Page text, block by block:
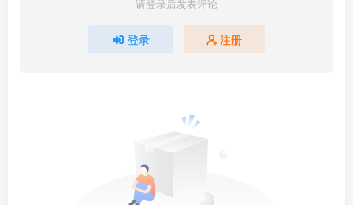
请登录后发表评论
登录 注册